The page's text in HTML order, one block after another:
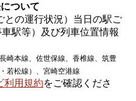
ついて
との運行状況）当日の駅ご
駅等）及び列車位置情報
崎本線、佐世保線、香椎線、筑豊
若松線）、宮崎空港線
利用規約をご確認くださ